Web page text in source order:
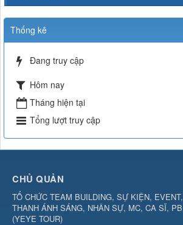
Thống kê
Đang truy cập
Hôm nay
Tháng hiện tại
Tổng lượt truy cập
CHỦ QUẢN
TỔ CHỨC TEAM BUILDING, SỰ KIỆN,
THANH ÁNH SÁNG, NHÂN SỰ, MC, CA SĨ,
(YEYE TOUR)